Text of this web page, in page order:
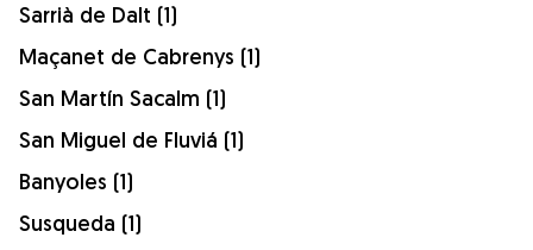
Sarrià de Dalt (1)
Maçanet de Cabrenys (1)
San Martín Sacalm (1)
San Miguel de Fluviá (1)
Banyoles (1)
Susqueda (1)